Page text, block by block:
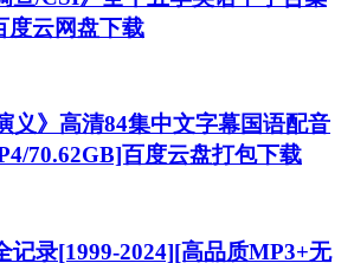
度云网盘下载
义》高清84集中文字幕国语配音
70.62GB]百度云盘打包下载
记录[1999-2024][高品质MP3+无